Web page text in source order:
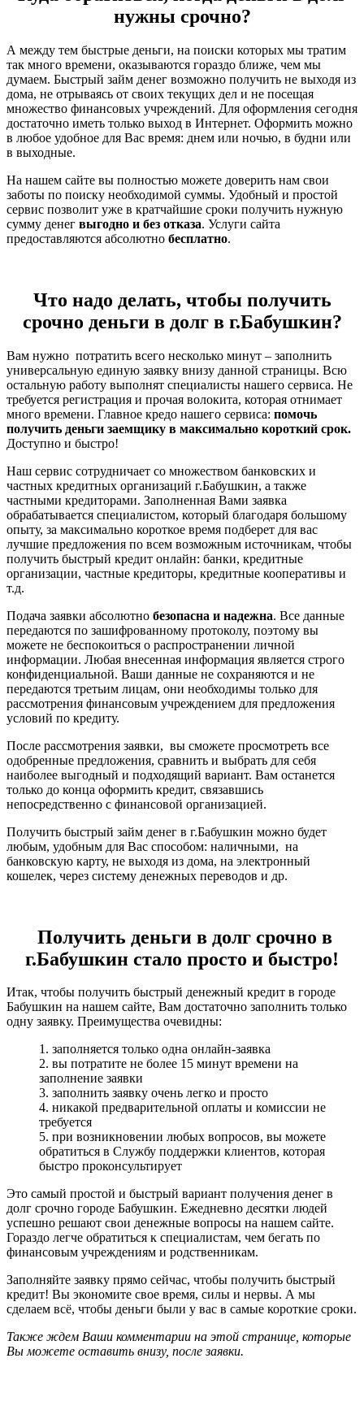
нужны срочно?
А между тем быстрые деньги, на поиски которых мы тратим
так много времени, оказываются гораздо ближе, чем мы
думаем. Быстрый займ денег возможно получить не выходя из
дома, не отрываясь от своих текущих дел и не посещая
множество финансовых учреждений. Для оформления сегодня
достаточно иметь только выход в Интернет. Оформить можно
в любое удобное для Вас время: днем или ночью, в будни или
в выходные.
На нашем сайте вы полностью можете доверить нам свои
заботы по поиску необходимой суммы. Удобный и простой
сервис позволит уже в кратчайшие сроки получить нужную
сумму денег выгодно и без отказа. Услуги сайта
предоставляются абсолютно бесплатно.
Что надо делать, чтобы получить
срочно деньги в долг в г.Бабушкин?
Вам нужно потратить всего несколько минут – заполнить
универсальную единую заявку внизу данной страницы. Всю
остальную работу выполнят специалисты нашего сервиса. Не
требуется регистрация и прочая волокита, которая отнимает
много времени. Главное кредо нашего сервиса: помочь
получить деньги заемщику в максимально короткий срок.
Доступно и быстро!
Наш сервис сотрудничает со множеством банковских и
частных кредитных организаций г.Бабушкин, а также
частными кредиторами. Заполненная Вами заявка
обрабатывается специалистом, который благодаря большому
опыту, за максимально короткое время подберет для вас
лучшие предложения по всем возможным источникам, чтобы
получить быстрый кредит онлайн: банки, кредитные
организации, частные кредиторы, кредитные кооперативы и
т.д.
Подача заявки абсолютно безопасна и надежна. Все данные
передаются по зашифрованному протоколу, поэтому вы
можете не беспокоиться о распространении личной
информации. Любая внесенная информация является строго
конфиденциальной. Ваши данные не сохраняются и не
передаются третьим лицам, они необходимы только для
рассмотрения финансовым учреждением для предложения
условий по кредиту.
После рассмотрения заявки, вы сможете просмотреть все
одобренные предложения, сравнить и выбрать для себя
наиболее выгодный и подходящий вариант. Вам останется
только до конца оформить кредит, связавшись
непосредственно с финансовой организацией.
Получить быстрый займ денег в г.Бабушкин можно будет
любым, удобным для Вас способом: наличными, на
банковскую карту, не выходя из дома, на электронный
кошелек, через систему денежных переводов и др.
Получить деньги в долг срочно в
г.Бабушкин стало просто и быстро!
Итак, чтобы получить быстрый денежный кредит в городе
Бабушкин на нашем сайте, Вам достаточно заполнить только
одну заявку. Преимущества очевидны:
1. заполняется только одна онлайн-заявка
2. вы потратите не более 15 минут времени на
заполнение заявки
3. заполнить заявку очень легко и просто
4. никакой предварительной оплаты и комиссии не
требуется
5. при возникновении любых вопросов, вы можете
обратиться в Службу поддержки клиентов, которая
быстро проконсультирует
Это самый простой и быстрый вариант получения денег в
долг срочно городе Бабушкин. Ежедневно десятки людей
успешно решают свои денежные вопросы на нашем сайте.
Гораздо легче обратиться к специалистам, чем бегать по
финансовым учреждениям и родственникам.
Заполняйте заявку прямо сейчас, чтобы получить быстрый
кредит! Вы экономите свое время, силы и нервы. А мы
сделаем всё, чтобы деньги были у вас в самые короткие сроки.
Также ждем Ваши комментарии на этой странице, которые
Вы можете оставить внизу, после заявки.